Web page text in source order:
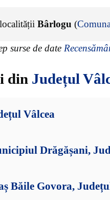
Bârlogu (
surse de date
din Județul
Vâlcea
Drăgășani,
Băile Govora,